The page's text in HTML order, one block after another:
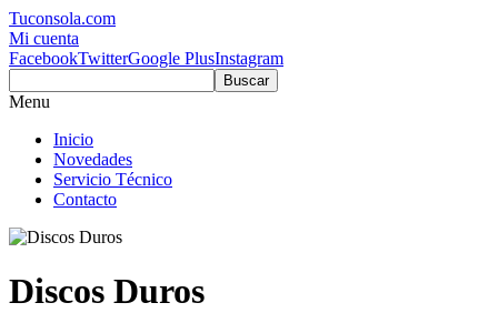
Tuconsola.com
Mi cuenta
FacebookTwitterGoogle PlusInstagram
Buscar
Menu
Inicio
Novedades
Servicio Técnico
Contacto
Discos Duros